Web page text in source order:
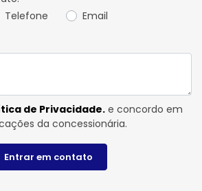
Telefone Email
de Privacidade. e concordo em
da concessionária.
Entrar em contato